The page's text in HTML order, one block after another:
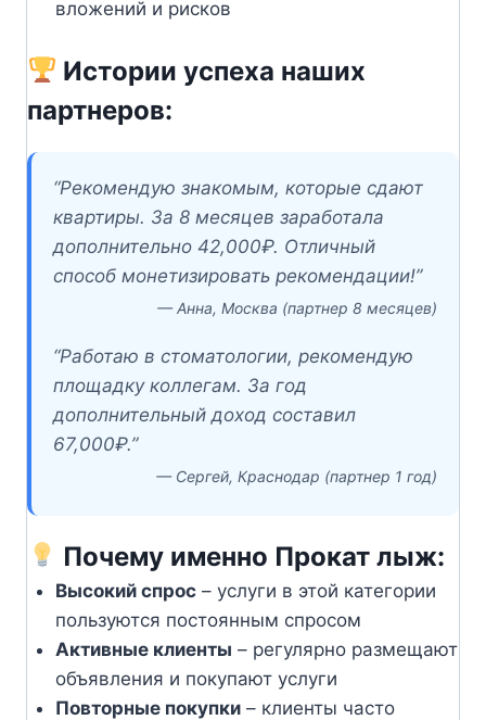
вложений и рисков
Истории успеха наших
партнеров:
“Рекомендую знакомым, которые сдают
квартиры. За 8 месяцев заработала
дополнительно 42,000₽. Отличный
способ монетизировать рекомендации!”
— Анна, Москва (партнер 8 месяцев)
“Работаю в стоматологии, рекомендую
площадку коллегам. За год
дополнительный доход составил
67,000₽.”
— Сергей, Краснодар (партнер 1 год)
Почему именно Прокат лыж:
Высокий спрос– услуги в этой категории
пользуются постоянным спросом
Активные клиенты – регулярно размещают
объявления и покупают услуги
Повторные покупки– клиенты часто